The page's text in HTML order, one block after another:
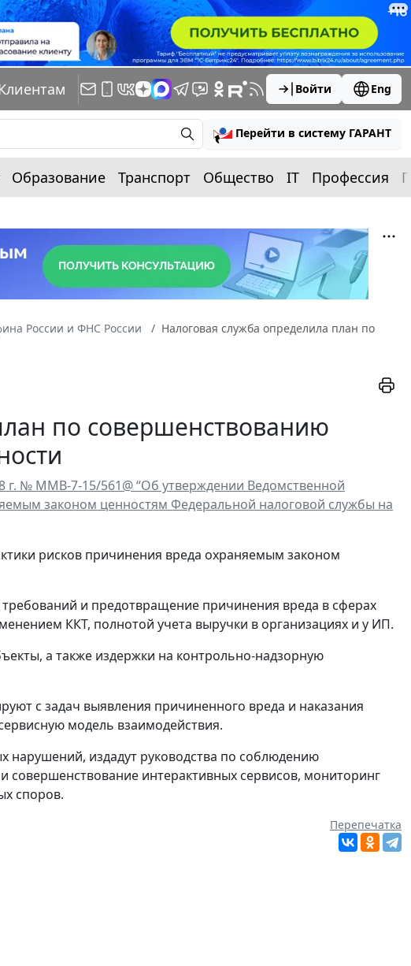
Войти Eng
Перейти в систему ГАРАНТ
Образование Транспорт Общество IT Профессия
России и ФНС России
Налоговая служба определила план по
по совершенствованию
г. № ММВ-7-15/561@ “Об утверждении Ведомственной
законом ценностям Федеральной налоговой службы на
рисков причинения вреда охраняемым законом
и предотвращение причинения вреда в сферах
ККТ, полнотой учета выручки в организациях и у ИП.
а также издержки на контрольно-надзорную
с задач выявления причиненного вреда и наказания
модель взаимодействия.
нарушений, издадут руководства по соблюдению
совершенствование интерактивных сервисов, мониторинг
споров.
Перепечатка